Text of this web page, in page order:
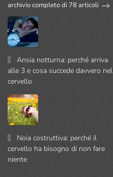
archivio completo di 78 articoli
Ansia notturna: perché arriva
alle 3 e cosa succede davvero nel
cervello
Noia costruttiva: perché il
cervello ha bisogno di non fare
niente